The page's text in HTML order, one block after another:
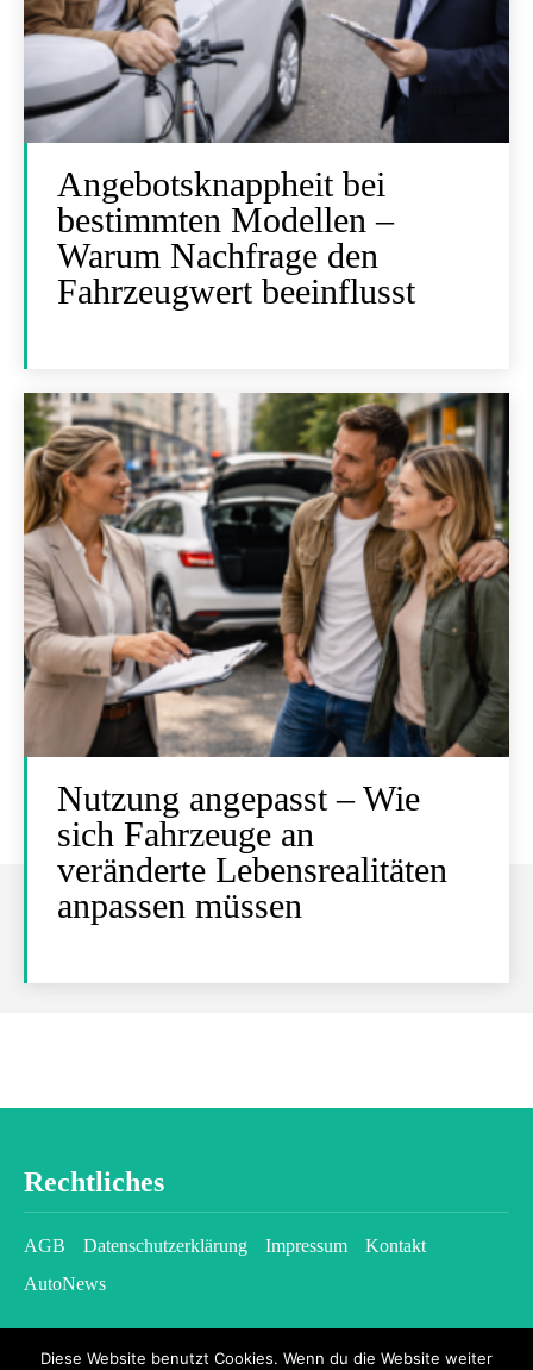
Angebotsknappheit bei
bestimmten Modellen –
Warum Nachfrage den
Fahrzeugwert beeinflusst
Nutzung angepasst – Wie
sich Fahrzeuge an
veränderte Lebensrealitäten
anpassen müssen
Rechtliches
AGB Datenschutzerklärung Impressum
Kontakt
AutoNews
Diese Website benutzt Cookies. Wenn du die Website weiter